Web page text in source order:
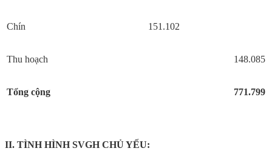
Chín 151.102
Thu hoạch 148.085
Tổng cộng 771.799
II. TÌNH HÌNH SVGH CHỦ YẾU: